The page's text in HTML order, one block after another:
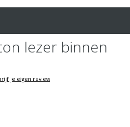
lezer binnen
je eigen review